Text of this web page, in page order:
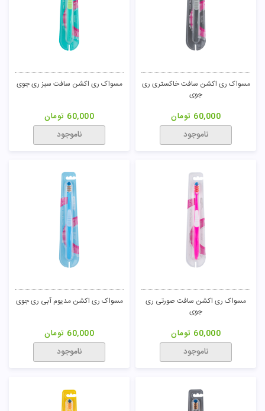
مسواک ری اکشن سافت خاکستری ری
جوی
60,000 تومان
ناموجود
مسواک ری اکشن سافت سبز ری جوی
60,000 تومان
ناموجود
مسواک ری اکشن سافت صورتی ری
جوی
60,000 تومان
ناموجود
مسواک ری اکشن مدیوم آبی ری جوی
60,000 تومان
ناموجود